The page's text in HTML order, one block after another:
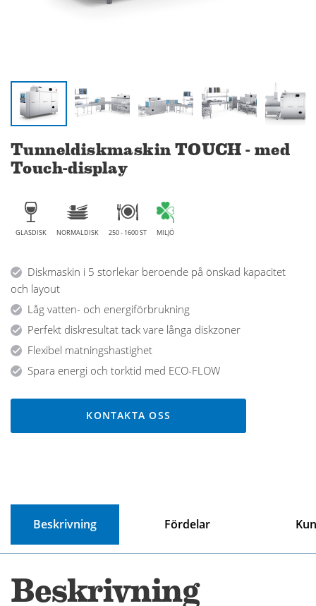
Tunneldiskmaskin TOUCH - med
Touch-display
GLASDISK NORMALDISK 250 - 1600 ST MILJÖ
Diskmaskin i 5 storlekar beroende på önskad kapacitet
och layout
Låg vatten- och energiförbrukning
Perfekt diskresultat tack vare långa diskzoner
Flexibel matningshastighet
Spara energi och torktid med ECO-FLOW
KONTAKTA OSS
Beskrivning Fördelar
Beskrivning